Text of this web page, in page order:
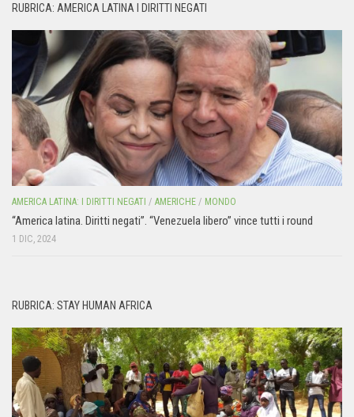
RUBRICA: AMERICA LATINA I DIRITTI NEGATI
AMERICA LATINA: I DIRITTI NEGATI / AMERICHE / MONDO
“America latina. Diritti negati”. “Venezuela libero” vince tutti i round
1 DIC, 2024
RUBRICA: STAY HUMAN AFRICA